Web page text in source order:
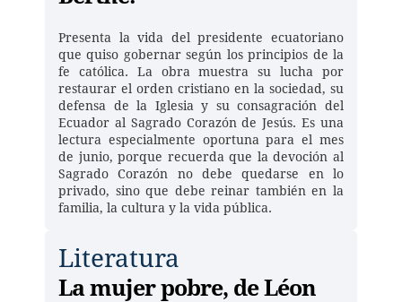
Presenta la vida del presidente ecuatoriano
que quiso gobernar según los principios de la
fe católica. La obra muestra su lucha por
restaurar el orden cristiano en la sociedad, su
defensa de la Iglesia y su consagración del
Ecuador al Sagrado Corazón de Jesús. Es una
lectura especialmente oportuna para el mes
de junio, porque recuerda que la devoción al
Sagrado Corazón no debe quedarse en lo
privado, sino que debe reinar también en la
familia, la cultura y la vida pública.
Literatura
La mujer pobre, de Léon